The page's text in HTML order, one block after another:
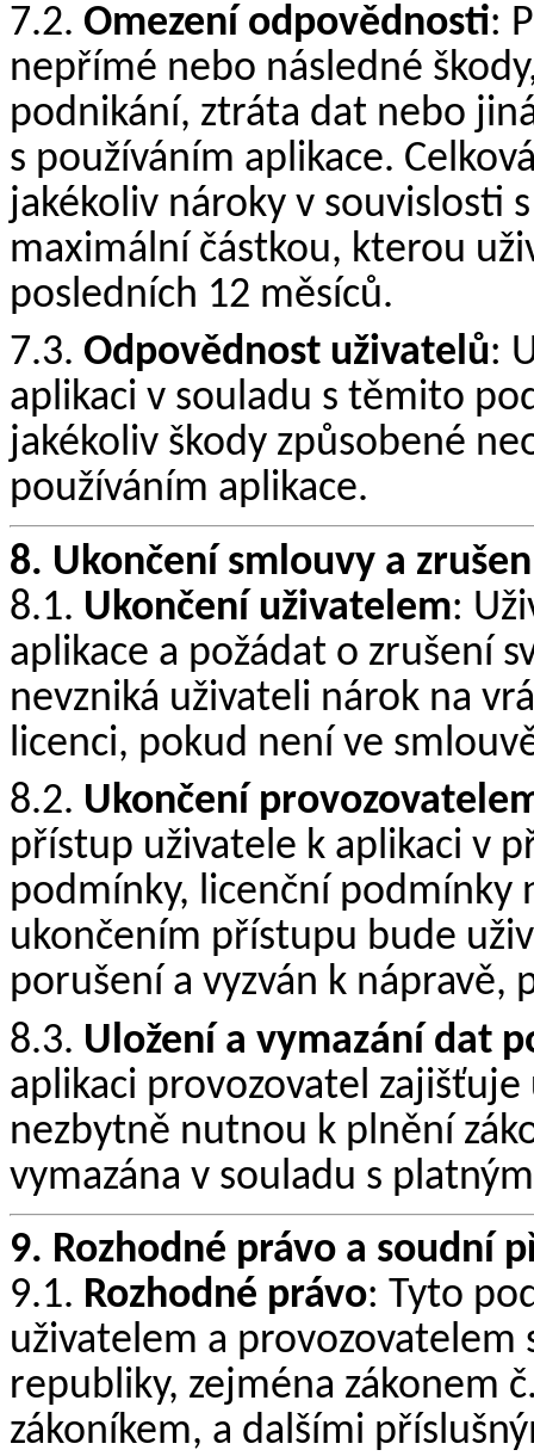
7.2. Omezení odpovědnosti:
nepřímé nebo následné
podnikání, ztráta dat nebo
s používáním aplikace.
jakékoliv nároky v souvislosti
maximální částkou, kterou
posledních 12 měsíců.
7.3. Odpovědnost uživatelů:
aplikaci v souladu s těmito
jakékoliv škody způsobené
používáním aplikace.
8. Ukončení smlouvy a
8.1. Ukončení uživatelem:
aplikace a požádat o zrušení
nevzniká uživateli nárok na
licenci, pokud není ve
8.2. Ukončení
přístup uživatele k aplikaci v
podmínky, licenční podmínky
ukončením přístupu bude
porušení a vyzván k nápravě,
8.3. Uložení a vymazání dat
aplikaci provozovatel
nezbytně nutnou k plnění
vymazána v souladu s
9. Rozhodné právo a soudní
9.1. Rozhodné právo: Tyto
uživatelem a provozovatelem
republiky, zejména zákonem
zákoníkem, a dalšími